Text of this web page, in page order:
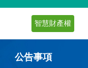
智慧財產權
公告事項